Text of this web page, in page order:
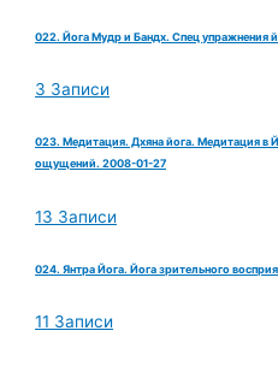
022. Йога Мудр и Бандх. Спец упражнения
3 Записи
023. Медитация. Дхяна йога. Медитация в
ощущений. 2008-01-27
13 Записи
024. Янтра Йога. Йога зрительного
11 Записи